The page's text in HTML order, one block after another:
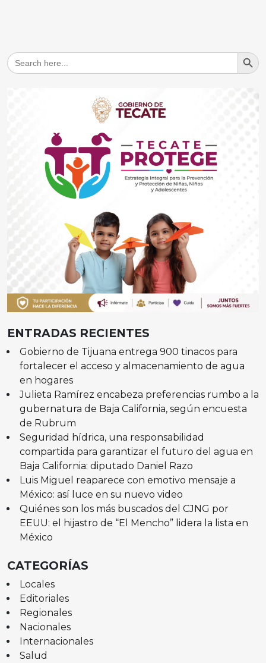
Search
for:
Search
ENTRADAS RECIENTES
Gobierno de Tijuana entrega 900 tinacos para
fortalecer el acceso y almacenamiento de agua
en hogares
Julieta Ramírez encabeza preferencias rumbo a la
gubernatura de Baja California, según encuesta
de Rubrum
Seguridad hídrica, una responsabilidad
compartida para garantizar el futuro del agua en
Baja California: diputado Daniel Razo
Luis Miguel reaparece con emotivo mensaje a
México: así luce en su nuevo video
Quiénes son los más buscados del CJNG por
EEUU: el hijastro de “El Mencho” lidera la lista en
México
CATEGORÍAS
Locales
Editoriales
Regionales
Nacionales
Internacionales
Salud